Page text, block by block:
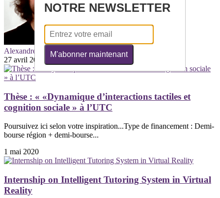
Alexandre KABIL
27 avril 2020
Thèse : « «Dynamique d’interactions tactiles et
cognition sociale » à l’UTC
Poursuivez ici selon votre inspiration...Type de financement : Demi-
bourse région + demi-bourse...
1 mai 2020
Internship on Intelligent Tutoring System in Virtual
Reality
NOTRE NEWSLETTER
M'abonner maintenant